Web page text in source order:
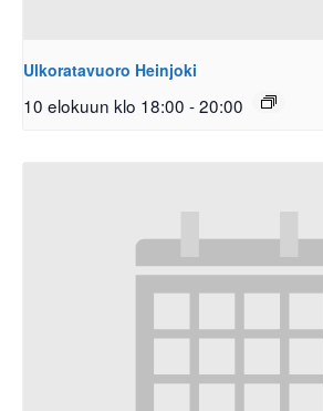
Ulkoratavuoro Heinjoki
10 elokuun klo 18:00 -20:00